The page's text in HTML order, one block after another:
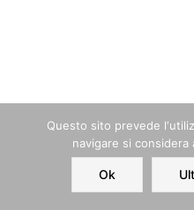
Home
Questo sito prevede
navigare si
Ok